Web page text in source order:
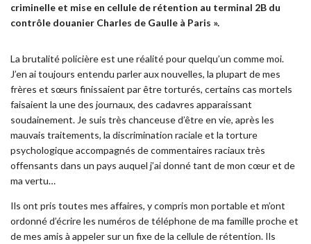
criminelle et mise en cellule de rétention au terminal 2B du
contrôle douanier Charles de Gaulle à Paris ».
La brutalité policière est une réalité pour quelqu’un comme moi.
J’en ai toujours entendu parler aux nouvelles, la plupart de mes
frères et sœurs finissaient par être torturés, certains cas mortels
faisaient la une des journaux, des cadavres apparaissant
soudainement. Je suis très chanceuse d’être en vie, après les
mauvais traitements, la discrimination raciale et la torture
psychologique accompagnés de commentaires raciaux très
offensants dans un pays auquel j’ai donné tant de mon cœur et de
ma vertu…
Ils ont pris toutes mes affaires, y compris mon portable et m’ont
ordonné d’écrire les numéros de téléphone de ma famille proche et
de mes amis à appeler sur un fixe de la cellule de rétention. Ils